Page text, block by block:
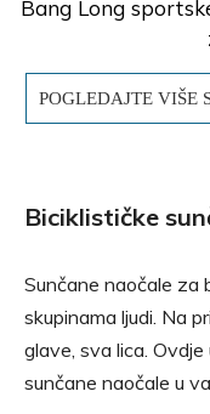
Bang Long
POGLEDAJTE VIŠE
Biciklističke
Sunčane naočale za
skupinama ljudi. Na
glave, sva lica.
sunčane naočale u